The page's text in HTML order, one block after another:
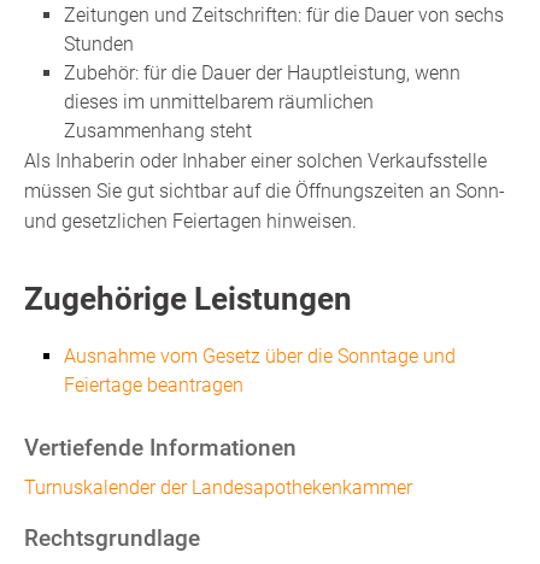
Zeitungen und Zeitschriften: für die Dauer von sechs
Stunden
Zubehör: für die Dauer der Hauptleistung, wenn
dieses im unmittelbarem räumlichen
Zusammenhang steht
Als Inhaberin oder Inhaber einer solchen Verkaufsstelle
müssen Sie gut sichtbar auf die Öffnungszeiten an Sonn-
und gesetzlichen Feiertagen hinweisen.
Vertiefende Informationen
Turnuskalender der Landesapothekenkammer
Rechtsgrundlage
Zugehörige Leistungen
Ausnahme vom Gesetz über die Sonntage und
Feiertage beantragen